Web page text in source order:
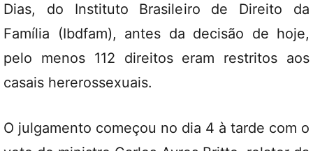
Dias, do Instituto Brasileiro de Direito da
Família (Ibdfam), antes da decisão de hoje,
pelo menos 112 direitos eram restritos aos
casais hererossexuais.
O julgamento começou no dia 4 à tarde com o